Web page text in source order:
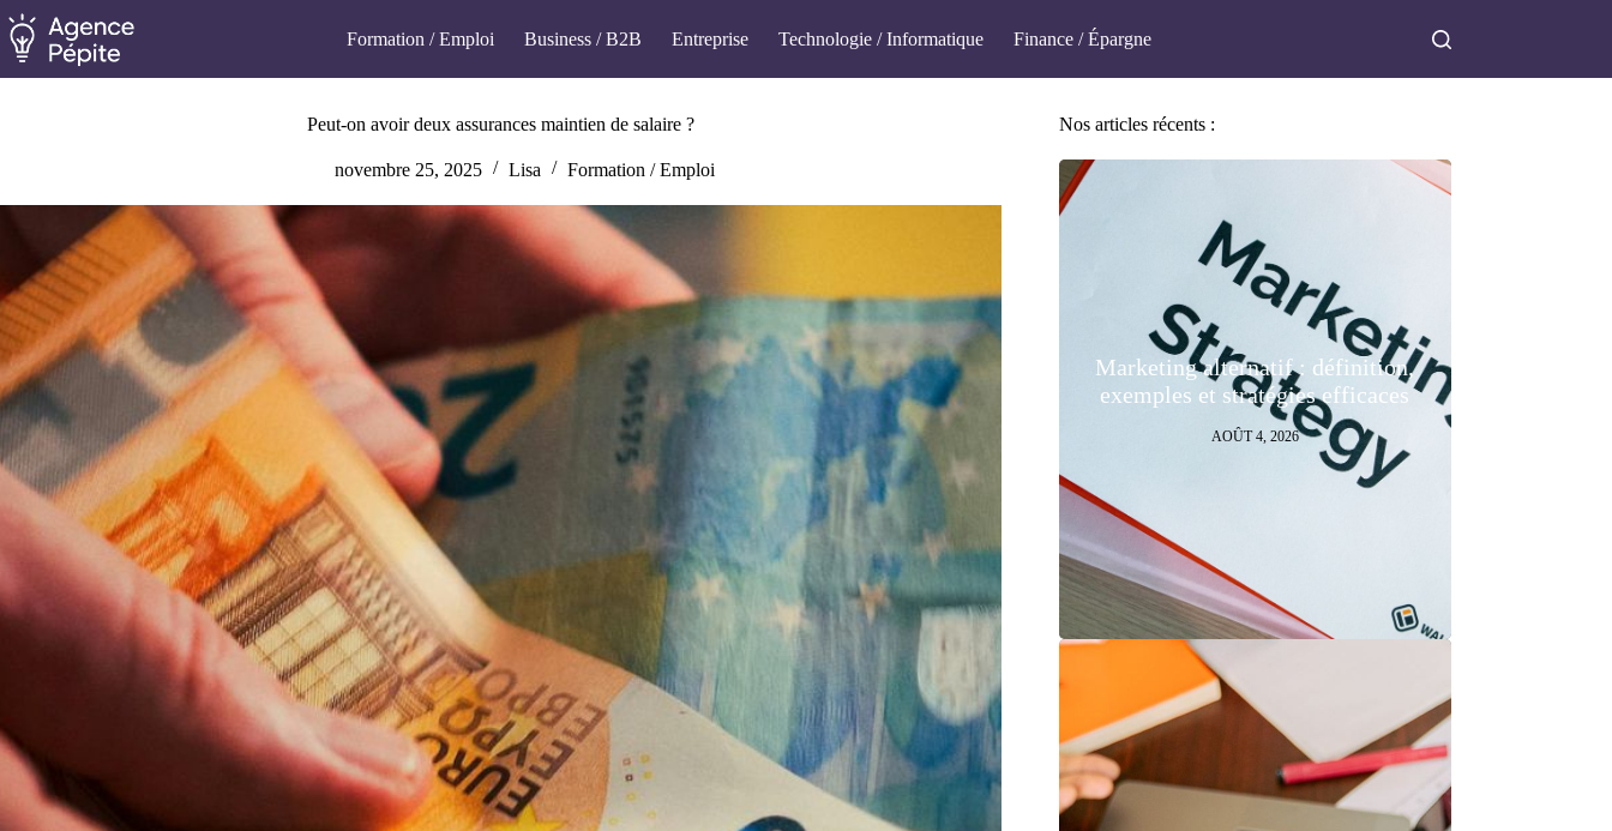
Passer
au
contenu
Formation / Emploi Business / B2B Entreprise Technologie / Informatique Finance / Épargne
Peut-on avoir deux assurances maintien de salaire ?
novembre 25, 2025 Lisa Formation / Emploi
Nos articles récents :
Marketing alternatif : définition,
exemples et stratégies efficaces
AOÛT 4, 2026